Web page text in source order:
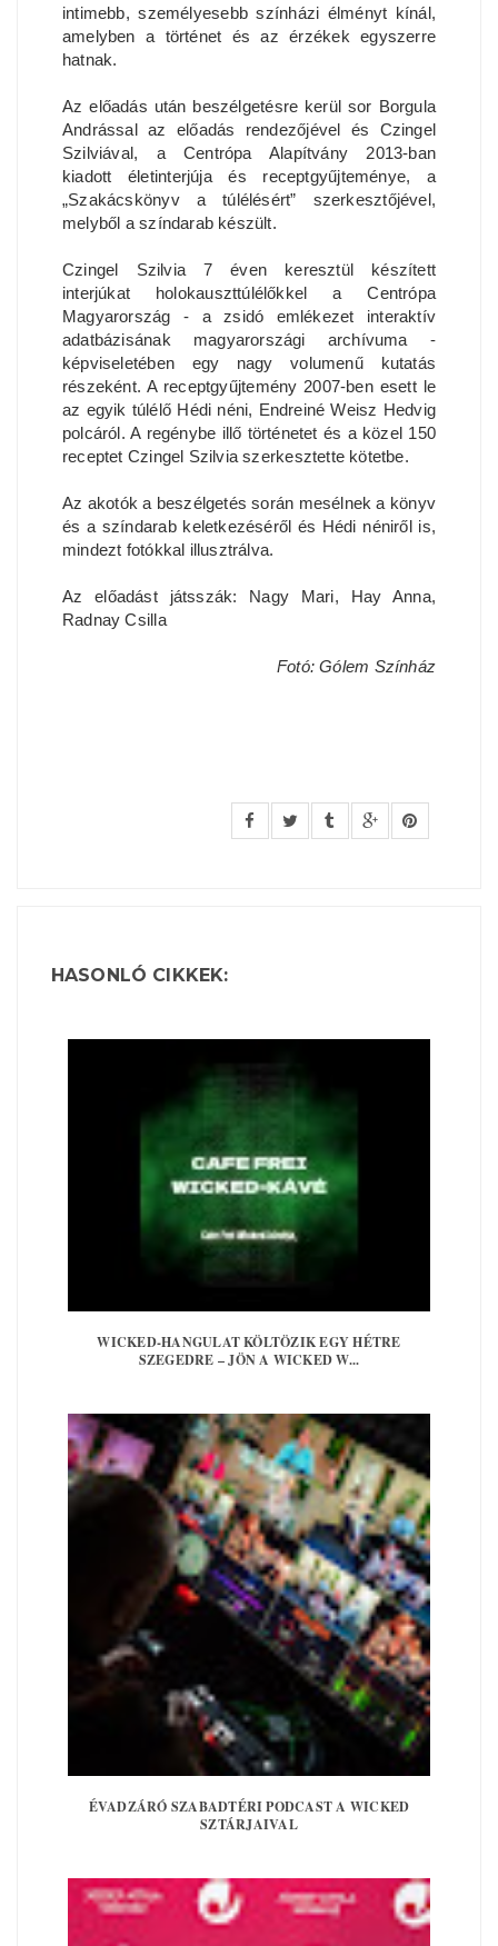
intimebb, személyesebb színházi élményt kínál,
amelyben a történet és az érzékek egyszerre
hatnak.
Az előadás után beszélgetésre kerül sor Borgula
Andrással az előadás rendezőjével és Czingel
Szilviával, a Centrópa Alapítvány 2013-ban
kiadott életinterjúja és receptgyűjteménye, a
„Szakácskönyv a túlélésért” szerkesztőjével,
melyből a színdarab készült.
Czingel Szilvia 7 éven keresztül készített
interjúkat holokauszttúlélőkkel a Centrópa
Magyarország - a zsidó emlékezet interaktív
adatbázisának magyarországi archívuma -
képviseletében egy nagy volumenű kutatás
részeként. A receptgyűjtemény 2007-ben esett le
az egyik túlélő Hédi néni, Endreiné Weisz Hedvig
polcáról. A regénybe illő történetet és a közel 150
receptet Czingel Szilvia szerkesztette kötetbe.
Az akotók a beszélgetés során mesélnek a könyv
és a színdarab keletkezéséről és Hédi néniről is,
mindezt fotókkal illusztrálva.
Az előadást játsszák: Nagy Mari, Hay Anna,
Radnay Csilla
Fotó: Gólem Színház
HASONLÓ CIKKEK:
WICKED-HANGULAT KÖLTÖZIK EGY HÉTRE
SZEGEDRE – JÖN A WICKED W...
ÉVADZÁRÓ SZABADTÉRI PODCAST A WICKED
SZTÁRJAIVAL